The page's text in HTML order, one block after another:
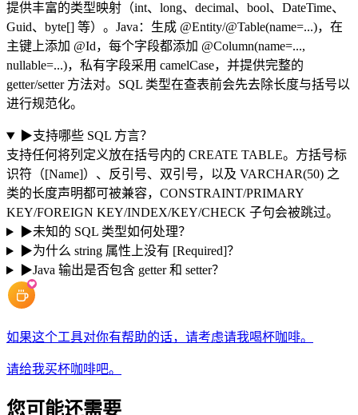
提供丰富的类型映射（int、long、decimal、bool、DateTime、
Guid、byte[] 等）。Java：生成 @Entity/@Table(name=...)，在
主键上添加 @Id，每个字段都添加 @Column(name=...,
nullable=...)，私有字段采用 camelCase，并提供完整的
getter/setter 方法对。SQL 类型在查表前会先去除长度与括号以
进行规范化。
▶支持哪些 SQL 方言？
支持任何将列定义放在括号内的 CREATE TABLE。方括号标
识符（[Name]）、反引号、双引号，以及 VARCHAR(50) 之
类的长度声明都可被兼容，CONSTRAINT/PRIMARY
KEY/FOREIGN KEY/INDEX/KEY/CHECK 子句会被跳过。
▶未知的 SQL 类型如何处理？
▶为什么 string 属性上没有 [Required]？
▶Java 输出是否包含 getter 和 setter？
如果这个工具对你有帮助的话，请考虑请我喝杯咖啡。
请给我买杯咖啡吧。
您可能还需要